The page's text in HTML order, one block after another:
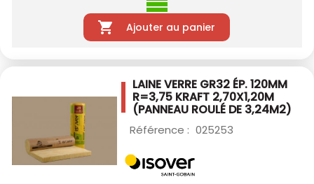
Ajouter au panier
LAINE VERRE GR32 ÉP. 120MM
R=3,75 KRAFT 2,70X1,20M
(PANNEAU ROULÉ DE 3,24M2)
Référence : 025253